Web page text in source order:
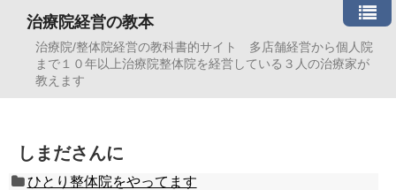
治療院経営の教本
治療院/整体院経営の教科書的サイト 多店舗経営から個人院
まで１０年以上治療院整体院を経営している３人の治療家が
教えます
しまださんに
ひとり整体院をやってます